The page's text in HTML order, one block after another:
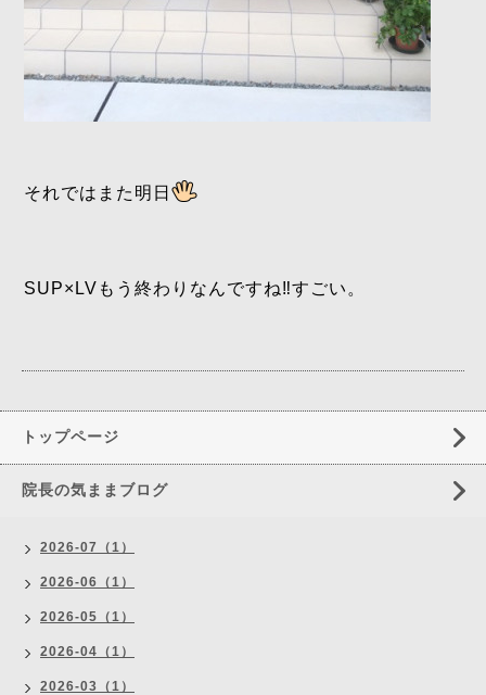
それではまた明日
SUP×LVもう終わりなんですね‼️すごい。
トップページ
院長の気ままブログ
2026-07（1）
2026-06（1）
2026-05（1）
2026-04（1）
2026-03（1）